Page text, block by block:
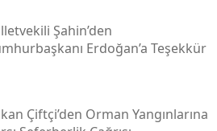
Şahin’den
Erdoğan’a Teşekkür
Çiftçi’den Orman Yangınlarına